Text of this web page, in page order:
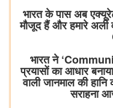
भारत के पास अब एक्यूरेट
मौजूद हैं और हमारे अर्ली
भारत ने
प्रयासों का आधार
वाली जानमाल की
सराहना